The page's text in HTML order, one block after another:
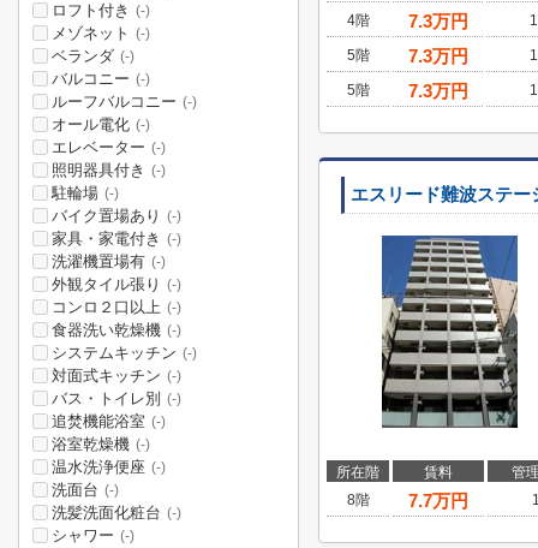
4階 7.3万円
5階 7.3万円
5階 7.3万円
エスリード難波ステー
所在階 賃料
管
8階
7.7万円
ロフト付き (-)
メゾネット (-)
ベランダ (-)
バルコニー (-)
ルーフバルコニー (-)
オール電化 (-)
エレベーター (-)
照明器具付き (-)
駐輪場 (-)
バイク置場あり (-)
家具・家電付き (-)
洗濯機置場有 (-)
外観タイル張り (-)
コンロ２口以上 (-)
食器洗い乾燥機 (-)
システムキッチン (-)
対面式キッチン (-)
バス・トイレ別 (-)
追焚機能浴室 (-)
浴室乾燥機 (-)
温水洗浄便座 (-)
洗面台 (-)
洗髪洗面化粧台 (-)
シャワー (-)